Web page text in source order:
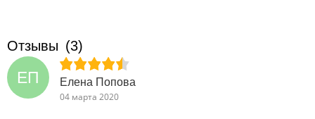
Отзывы (3)
ЕП
Елена Попова
04 марта 2020